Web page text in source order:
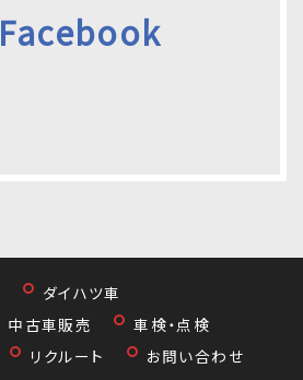
Facebook
ダイハツ車
中古車販売
車検・点検
リクルート
お問い合わせ